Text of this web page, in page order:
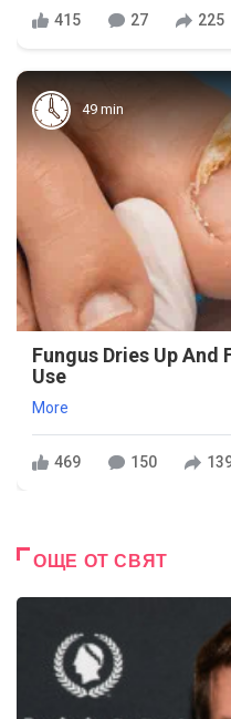
415 27 225
49 min
Fungus Dries Up
Use
More
469 150
ОЩЕ ОТ СВЯТ